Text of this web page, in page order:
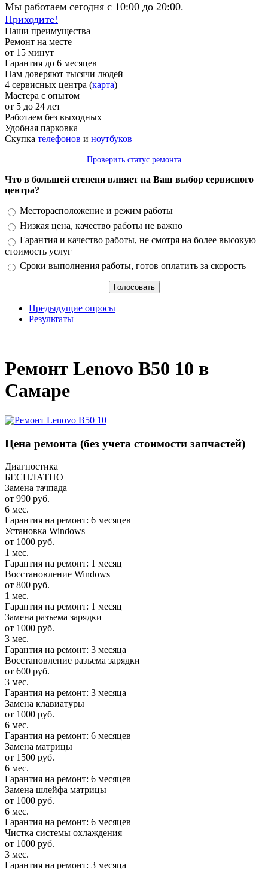
Мы работаем сегодня с 10:00 до 20:00.
Приходите!
Наши преимущества
Ремонт на месте
от 15 минут
Гарантия до 6 месяцев
Нам доверяют тысячи людей
4 сервисных центра (карта)
Мастера с опытом
от 5 до 24 лет
Работаем без выходных
Удобная парковка
Скупка телефонов и ноутбуков
Проверить статус ремонта
Что в большей степени влияет на Ваш выбор сервисного
центра?
Варианты
Месторасположение и режим работы
Низкая цена, качество работы не важно
Гарантия и качество работы, не смотря на более высокую
стоимость услуг
Сроки выполнения работы, готов оплатить за скорость
Предыдущие опросы
Результаты
Ремонт Lenovo B50 10 в
Самаре
Цена ремонта (без учета стоимости запчастей)
Диагностика
БЕСПЛАТНО
Замена тачпада
от 990 руб.
6 мес.
Гарантия на ремонт: 6 месяцев
Установка Windows
от 1000 руб.
1 мес.
Гарантия на ремонт: 1 месяц
Восстановление Windows
от 800 руб.
1 мес.
Гарантия на ремонт: 1 месяц
Замена разъема зарядки
от 1000 руб.
3 мес.
Гарантия на ремонт: 3 месяца
Восстановление разъема зарядки
от 600 руб.
3 мес.
Гарантия на ремонт: 3 месяца
Замена клавиатуры
от 1000 руб.
6 мес.
Гарантия на ремонт: 6 месяцев
Замена матрицы
от 1500 руб.
6 мес.
Гарантия на ремонт: 6 месяцев
Замена шлейфа матрицы
от 1000 руб.
6 мес.
Гарантия на ремонт: 6 месяцев
Чистка системы охлаждения
от 1000 руб.
3 мес.
Гарантия на ремонт: 3 месяца